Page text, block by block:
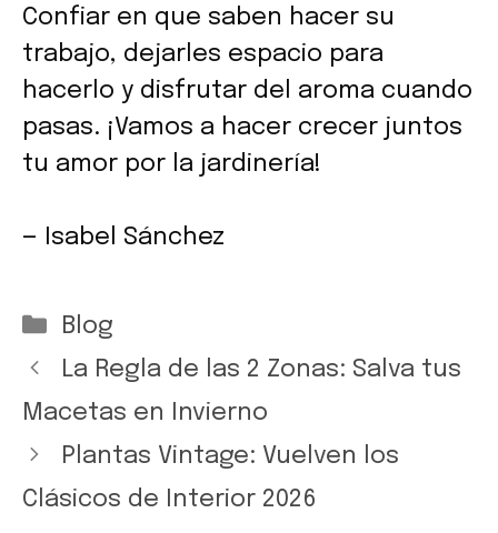
Confiar en que saben hacer su
trabajo, dejarles espacio para
hacerlo y disfrutar del aroma cuando
pasas. ¡Vamos a hacer crecer juntos
tu amor por la jardinería!
— Isabel Sánchez
Categorías
Blog
La Regla de las 2 Zonas: Salva tus
Macetas en Invierno
Plantas Vintage: Vuelven los
Clásicos de Interior 2026